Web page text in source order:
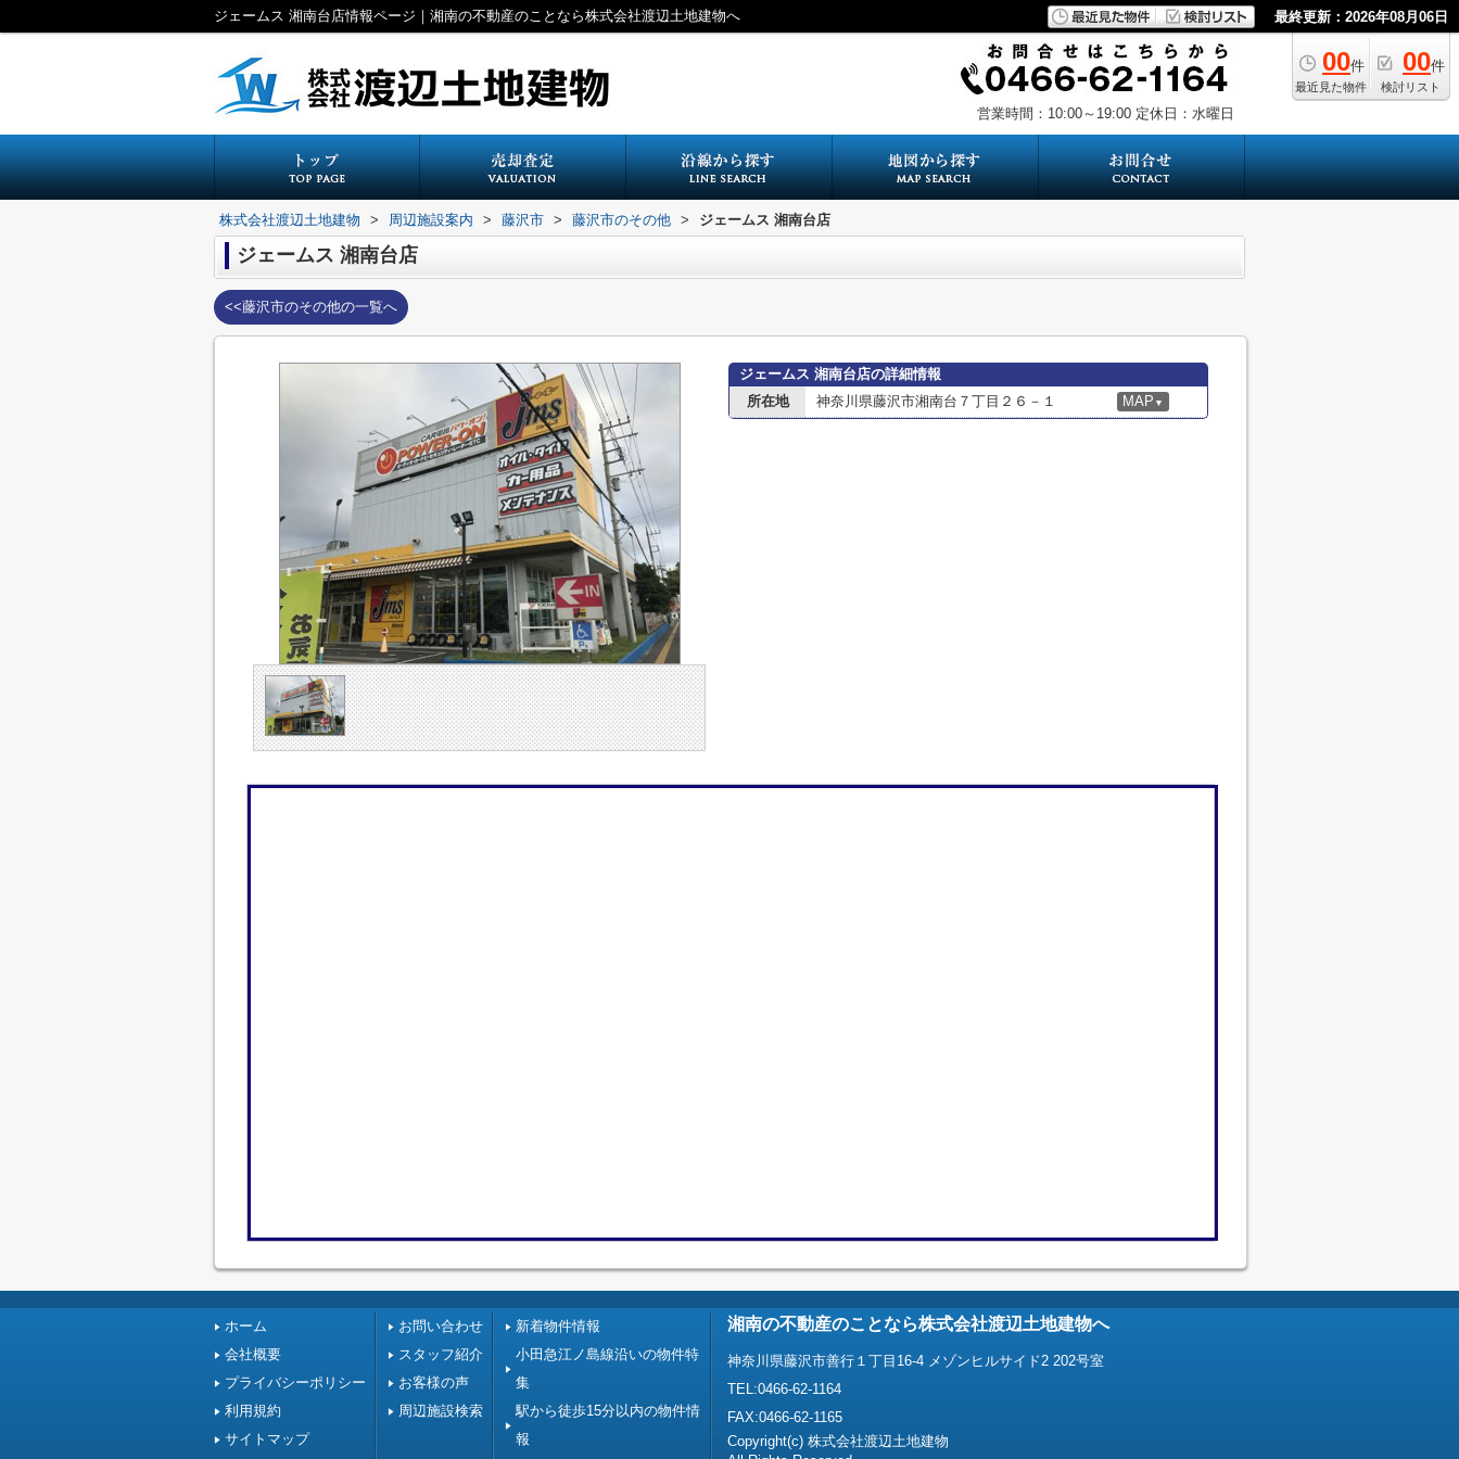
ジェームス 湘南台店情報ページ｜湘南の不動産のことなら株式会社渡辺土地建物へ 最終更新：2026年08月06日
00件
最近見た物件
00件
検討リスト
営業時間：10:00～19:00 定休日：水曜日
株式会社渡辺土地建物 > 周辺施設案内 > 藤沢市 > 藤沢市のその他 > ジェームス 湘南台店
ジェームス 湘南台店
<<藤沢市のその他の一覧へ
ジェームス 湘南台店の詳細情報
所在地
神奈川県藤沢市湘南台７丁目２６－１ MAP ▼
ホーム
会社概要
プライバシーポリシー
利用規約
サイトマップ
お問い合わせ
スタッフ紹介
お客様の声
周辺施設検索
新着物件情報
小田急江ノ島線沿いの物件特
集
駅から徒歩15分以内の物件情
報
湘南の不動産のことなら株式会社渡辺土地建物へ
神奈川県藤沢市善行１丁目16-4 メゾンヒルサイド2 202号室
TEL:0466-62-1164
FAX:0466-62-1165
Copyright(c) 株式会社渡辺土地建物